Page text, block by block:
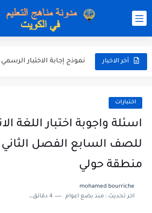
أخر الاخبار
اختبارات
اسئلة واجوبة اختبار اللغة
منطقة حولي
mohamed bourriche
اخر تحديث :منذ بضع اعوام 4 دقائق للقراءة